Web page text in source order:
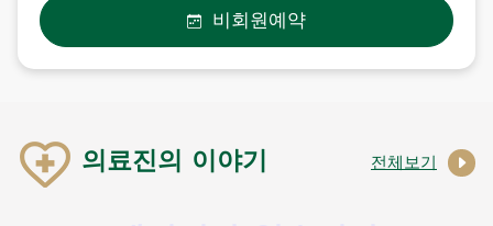
비회원예약
의료진의 이야기 전체보기